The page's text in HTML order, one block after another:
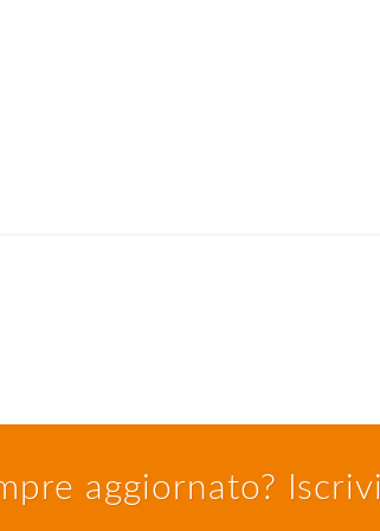
aggiornato?